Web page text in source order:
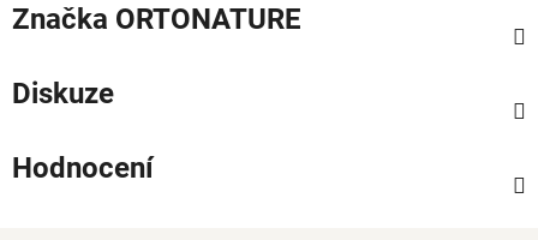
Značka ORTONATURE
Diskuze
Hodnocení